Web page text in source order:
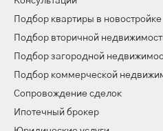
Подбор квартиры в новостройке
Подбор вторичной
Подбор загородной
Подбор коммерческой
Сопровождение сделок
Ипотечный брокер